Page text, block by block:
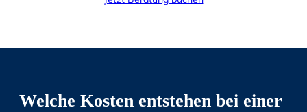
Welche Kosten entstehen bei einer